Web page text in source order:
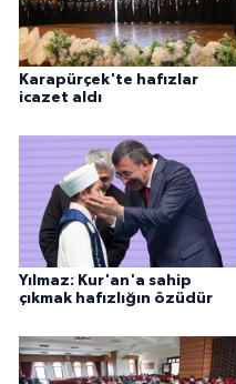
Karapürçek'te hafızlar
icazet aldı
Yılmaz: Kur'an'a sahip
çıkmak hafızlığın özüdür
Hatay Müftülüğü
Iğdır Müftülüğü
Isparta Müftülüğü
İstanbul Müftülüğü
İzmir Müftülüğü
Kahramanmaraş
Karabük Müftülüğü